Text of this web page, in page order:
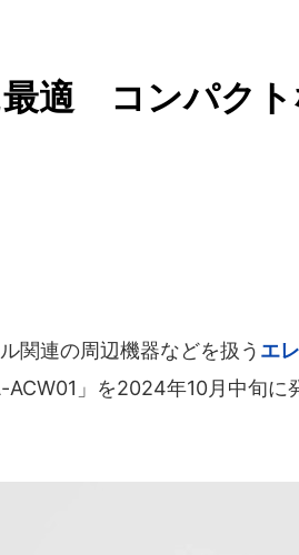
適 コンパク
関連の周辺機器などを扱う エ
」を2024年10月中旬に